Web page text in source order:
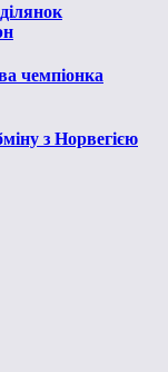
чемпіонка
з Норвегією